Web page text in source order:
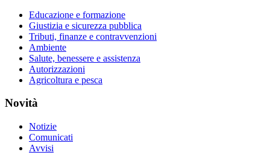
Educazione e formazione
Giustizia e sicurezza pubblica
Tributi, finanze e contravvenzioni
Ambiente
Salute, benessere e assistenza
Autorizzazioni
Agricoltura e pesca
Novità
Notizie
Comunicati
Avvisi